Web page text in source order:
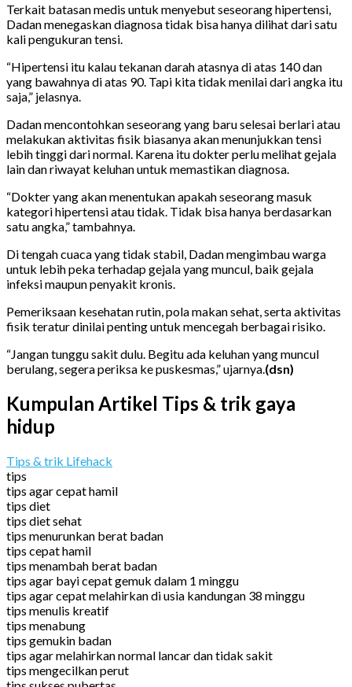
Terkait batasan medis untuk menyebut seseorang hipertensi,
Dadan menegaskan diagnosa tidak bisa hanya dilihat dari satu
kali pengukuran tensi.
“Hipertensi itu kalau tekanan darah atasnya di atas 140 dan
yang bawahnya di atas 90. Tapi kita tidak menilai dari angka itu
saja,” jelasnya.
Dadan mencontohkan seseorang yang baru selesai berlari atau
melakukan aktivitas fisik biasanya akan menunjukkan tensi
lebih tinggi dari normal. Karena itu dokter perlu melihat gejala
lain dan riwayat keluhan untuk memastikan diagnosa.
“Dokter yang akan menentukan apakah seseorang masuk
kategori hipertensi atau tidak. Tidak bisa hanya berdasarkan
satu angka,” tambahnya.
Di tengah cuaca yang tidak stabil, Dadan mengimbau warga
untuk lebih peka terhadap gejala yang muncul, baik gejala
infeksi maupun penyakit kronis.
Pemeriksaan kesehatan rutin, pola makan sehat, serta aktivitas
fisik teratur dinilai penting untuk mencegah berbagai risiko.
“Jangan tunggu sakit dulu. Begitu ada keluhan yang muncul
berulang, segera periksa ke puskesmas,” ujarnya.(dsn)
Kumpulan Artikel Tips & trik gaya
hidup
Tips & trik Lifehack
tips
tips agar cepat hamil
tips diet
tips diet sehat
tips menurunkan berat badan
tips cepat hamil
tips menambah berat badan
tips agar bayi cepat gemuk dalam 1 minggu
tips agar cepat melahirkan di usia kandungan 38 minggu
tips menulis kreatif
tips menabung
tips gemukin badan
tips agar melahirkan normal lancar dan tidak sakit
tips mengecilkan perut